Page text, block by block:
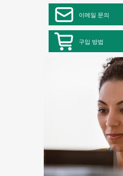
이메일 문의
구입 방법